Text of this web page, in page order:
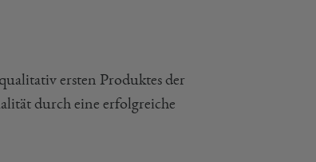
ersten Produktes der
durch eine erfolgreiche